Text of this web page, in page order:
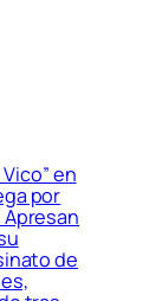
en
por
Apresan
de